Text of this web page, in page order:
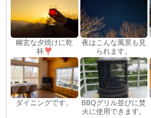
幽玄な夕焼けに乾
杯❣
夜はこんな風景も見
られます。
ダイニングです。
BBQグリル並びに焚
火に使用できます。